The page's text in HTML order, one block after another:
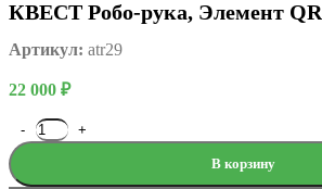
КВЕСТ Робо-рука, Элемент QR
Артикул: atr29
22 000 ₽
В корзину